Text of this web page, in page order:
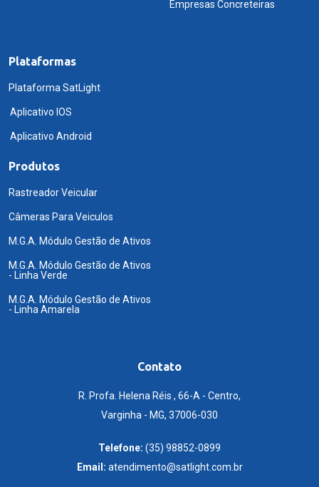
Empresas Concreteiras
Plataformas
Plataforma SatLight
Aplicativo IOS
Aplicativo Android
Produtos
Rastreador Veicular
Câmeras Para Veiculos
M.G.A. Módulo Gestão de Ativos
M.G.A. Módulo Gestão de Ativos
- Linha Verde
M.G.A. Módulo Gestão de Ativos
- Linha Amarela
Contato
R. Profa. Helena Réis , 66-A - Centro,
Varginha - MG, 37006-030
Telefone: (35) 98852-0899
Email: atendimento@satlight.com.br